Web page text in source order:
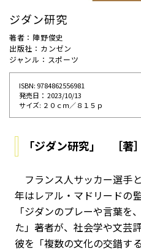
ジダン研究
著者：陣野俊史
出版社：カンゼン
ジャンル：スポーツ
ISBN: 9784862556981
発売⽇： 2023/10/13
サイズ: ２０ｃｍ／８１５ｐ
「ジダン研究」 ［著
フランス人サッカー選手
年はレアル・マドリードの
「ジダンのプレーや言葉を
た」著者が、社会学や文芸
彼を「複数の文化の交錯す